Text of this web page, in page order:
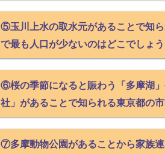
⑤玉川上水の取水元があることで知
で最も人口が少ないのはどこでしょう
⑥桜の季節になると賑わう「多摩湖
社」があることで知られる東京都の
⑦多摩動物公園があることから家族